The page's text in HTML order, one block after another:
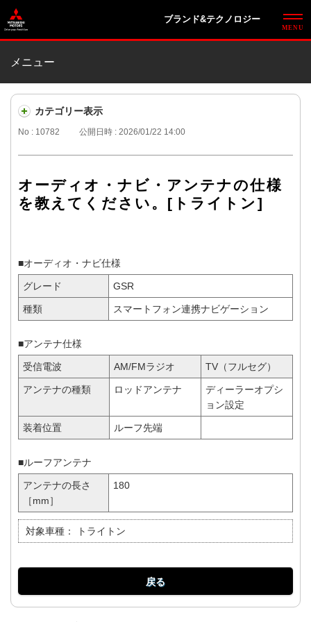
ブランド&テクノロジー
メニュー
カテゴリー表示
No : 10782 公開日時 : 2026/01/22 14:00
オーディオ・ナビ・アンテナの仕様
を教えてください。[トライトン]
■オーディオ・ナビ仕様
グレード GSR
種類 スマートフォン連携ナビゲーション
■アンテナ仕様
受信電波 AM/FMラジオ TV（フルセグ）
アンテナの種類 ロッドアンテナ
ディーラーオプシ
ョン設定
装着位置 ルーフ先端
■ルーフアンテナ
アンテナの長さ
［mm］
180
対象車種： トライトン
戻る